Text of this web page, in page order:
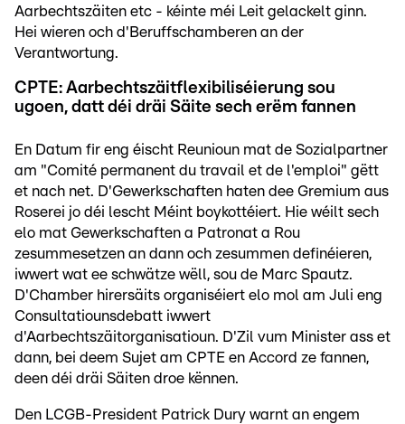
Aarbechtszäiten etc - kéinte méi Leit gelackelt ginn.
Hei wieren och d'Beruffschamberen an der
Verantwortung.
CPTE: Aarbechtszäitflexibiliséierung sou
ugoen, datt déi dräi Säite sech erëm fannen
En Datum fir eng éischt Reunioun mat de Sozialpartner
am "Comité permanent du travail et de l'emploi" gëtt
et nach net. D'Gewerkschaften haten dee Gremium aus
Roserei jo déi lescht Méint boykottéiert. Hie wéilt sech
elo mat Gewerkschaften a Patronat a Rou
zesummesetzen an dann och zesummen definéieren,
iwwert wat ee schwätze wëll, sou de Marc Spautz.
D'Chamber hirersäits organiséiert elo mol am Juli eng
Consultatiounsdebatt iwwert
d'Aarbechtszäitorganisatioun. D'Zil vum Minister ass et
dann, bei deem Sujet am CPTE en Accord ze fannen,
deen déi dräi Säiten droe kënnen.
Den LCGB-President Patrick Dury warnt an engem